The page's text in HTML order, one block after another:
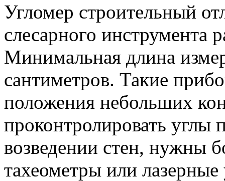
Угломер строительный
слесарного инструмента
Минимальная длина
сантиметров. Такие
положения небольших
проконтролировать углы
возведении стен, нужны
тахеометры или